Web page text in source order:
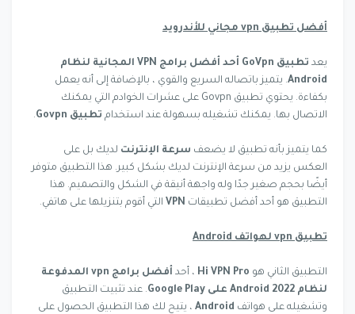
أفضل تطبيق vpn مجاني للأندرويد
يعد
تطبيق GoVpn أحد أفضل برامج VPN المجانية لنظام
Android. يتميز باتصاله السريع والقوي ، بالإضافة إلى أنه يعمل
بكفاءة. يحتوي تطبيق Govpn على عشرات الخوادم التي يمكنك
الاتصال بها. يمكنك تشغيله بسهولة عند استخدام تطبيق Govpn
.
كما يتميز بأنه تطبيق لا يضعف سرعة الإنترنت لديك بل على
العكس يزيد من سرعة الإنترنت لديك بشكل كبير. هذا التطبيق متوفر
أيضًا بحجم صغير جدًا وله واجهة أنيقة في الشكل والتصميم. هذا
التطبيق هو أحد أفضل تطبيقات VPN التي أقوم بتنزيلها على هاتفي.
تطبيق vpn لهواتف Android
التطبيق الثاني هو Hi VPN Pro ، أحد
أفضل برامج vpn المدفوعة
لنظام Android 2022 على Google Play
. عند تثبيت التطبيق
وتشغيله على هواتف Android ، يتيح لك هذا التطبيق الحصول على